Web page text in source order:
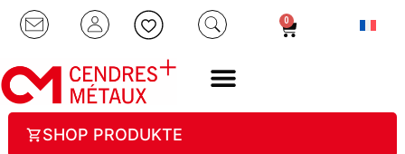
0
SHOP PRODUKTE